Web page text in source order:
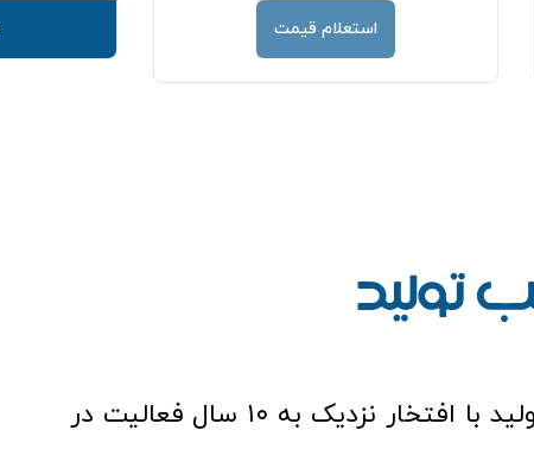
استعلام قیمت
فروشگاه آنلاین تجهیزات پزشکی طب تولید با افتخار نزدیک به ۱۰ سال فعالیت در